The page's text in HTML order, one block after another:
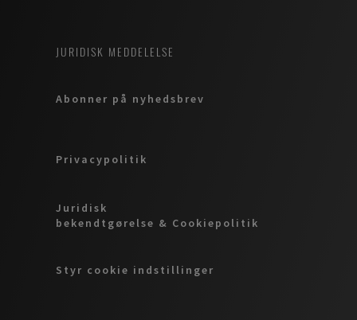
JURIDISK MEDDELELSE
Abonner på nyhedsbrev
Privacypolitik
Juridisk
bekendtgørelse & Cookiepolitik
Styr cookie indstillinger